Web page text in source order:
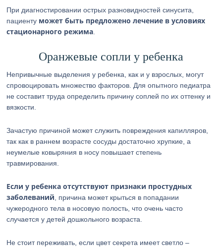
При диагностировании острых разновидностей синусита,
пациенту может быть предложено лечение в условиях
стационарного режима
Оранжевые сопли у ребенка
Непривычные выделения у ребенка, как и у взрослых, могут
спровоцировать множество факторов. Для опытного педиатра
не составит труда определить причину соплей по их оттенку и
вязкости.
Зачастую причиной может служить повреждения капилляров,
так как в раннем возрасте сосуды достаточно хрупкие, а
неумелые ковыряния в носу повышает степень
травмирования.
Если у ребенка отсутствуют признаки простудных
заболеваний , причина может крыться в попадании
чужеродного тела в носовую полость, что очень часто
случается у детей дошкольного возраста.
Не стоит переживать, если цвет секрета имеет светло –